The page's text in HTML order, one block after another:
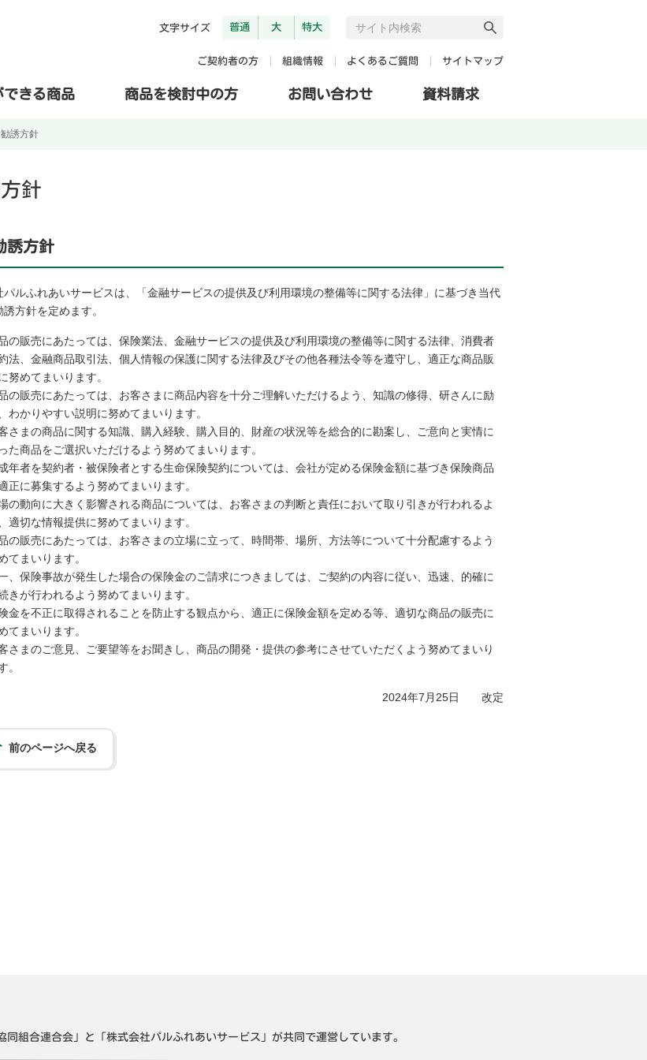
文字サイズ 普通 大 特大
ご契約者の方 組織情報 よくあるご質問 サイトマップ
できる商品 商品を検討中の方 お問い合わせ 資料請求
勧誘方針
針
誘方針
パルふれあいサービスは、「金融サービスの提供及び利用環境の整備等に関する法律」に基づき当代
方針を定めます。
の販売にあたっては、保険業法、金融サービスの提供及び利用環境の整備等に関する法律、消費者
法、金融商品取引法、個人情報の保護に関する法律及びその他各種法令等を遵守し、適正な商品販
努めてまいります。
の販売にあたっては、お客さまに商品内容を十分ご理解いただけるよう、知識の修得、研さんに励
わかりやすい説明に努めてまいります。
さまの商品に関する知識、購入経験、購入目的、財産の状況等を総合的に勘案し、ご意向と実情に
た商品をご選択いただけるよう努めてまいります。
年者を契約者・被保険者とする生命保険契約については、会社が定める保険金額に基づき保険商品
正に募集するよう努めてまいります。
の動向に大きく影響される商品については、お客さまの判断と責任において取り引きが行われるよ
適切な情報提供に努めてまいります。
の販売にあたっては、お客さまの立場に立って、時間帯、場所、方法等について十分配慮するよう
てまいります。
、保険事故が発生した場合の保険金のご請求につきましては、ご契約の内容に従い、迅速、的確に
きが行われるよう努めてまいります。
金を不正に取得されることを防止する観点から、適正に保険金額を定める等、適切な商品の販売に
てまいります。
さまのご意見、ご要望等をお聞きし、商品の開発・提供の参考にさせていただくよう努めてまいり
。
2024年7月25日 改定
前のページへ戻る
組合連合会」と「株式会社パルふれあいサービス」が共同で運営しています。